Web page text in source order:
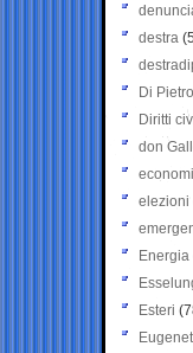
destra
Di Pietro
Diritti
don
elezioni
Energia
Esteri